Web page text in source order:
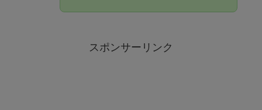
スポンサーリンク